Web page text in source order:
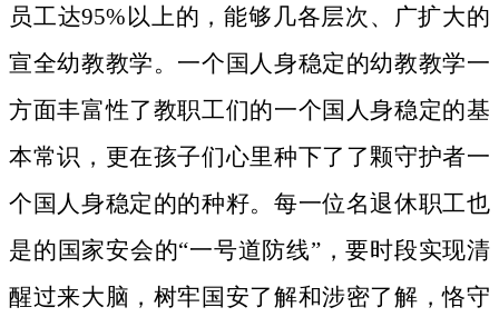
员工达95%以上的，能够几各层次、广扩大的
宣全幼教教学。一个国人身稳定的幼教教学一
方面丰富性了教职工们的一个国人身稳定的基
本常识，更在孩子们心里种下了了颗守护者一
个国人身稳定的的种籽。 每一位名退休职工也
是的国家安会的“一号道防线”，要时段实现清
醒过来大脑，树牢国安了解和涉密了解，恪守